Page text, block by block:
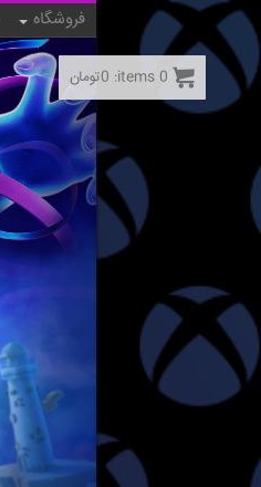
فروشگاه
0
items:
0تومان